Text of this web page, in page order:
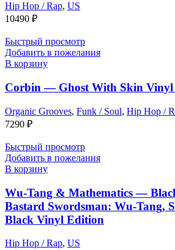
Hip Hop / Rap, US
10490 ₽
Быстрый просмотр
Добавить в пожелания
В корзину
Corbin — Ghost With Skin Vinyl
Organic Grooves, Funk / Soul, Hip Hop /
7290 ₽
Быстрый просмотр
Добавить в пожелания
В корзину
Wu-Tang & Mathematics —
Bastard Swordsman: Wu-Tang,
Black Vinyl Edition
Hip Hop / Rap, US